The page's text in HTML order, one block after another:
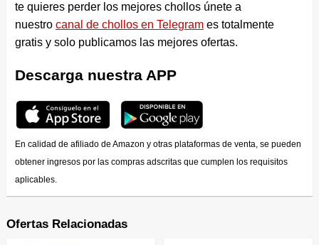
te quieres perder los mejores chollos únete a
nuestro canal de chollos en Telegrames totalmente
gratis y solo publicamos las mejores ofertas.
Descarga nuestra APP
En calidad de afiliado de Amazon y otras plataformas de venta, se pueden
obtener ingresos por las compras adscritas que cumplen los requisitos
aplicables.
Ofertas Relacionadas